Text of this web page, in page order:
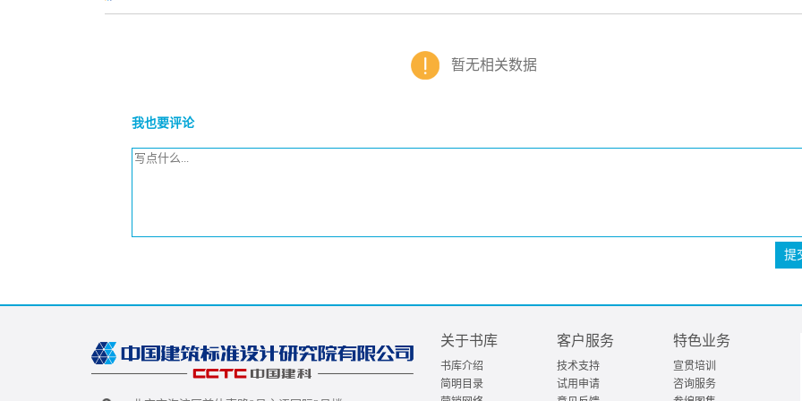
暂无相关数据
我也要评论
提
关于书库
书库介绍
简明目录
客户服务
技术支持
试用申请
特色业务
宣贯培训
咨询服务